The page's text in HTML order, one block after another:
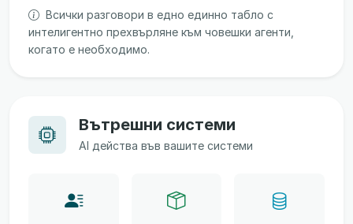
Всички разговори в едно единно табло с
интелигентно прехвърляне към човешки агенти,
когато е необходимо.
Вътрешни системи
AI действа във вашите системи